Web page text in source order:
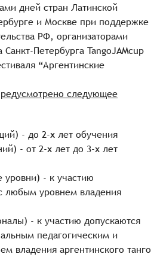
дней стран Латинской
и Москве при поддержке
РФ, организаторами
Петербурга TangoJAMcup
“Аргентинские
следующее
- до 2-х лет обучения
- от 2-х лет до 3-х лет
уровни) - к участию
любым уровнем владения
- к участию допускаются
педагогическим и
владения аргентинского танго